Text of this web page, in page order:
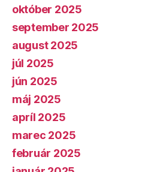
október 2025
september 2025
august 2025
júl 2025
jún 2025
máj 2025
apríl 2025
marec 2025
február 2025